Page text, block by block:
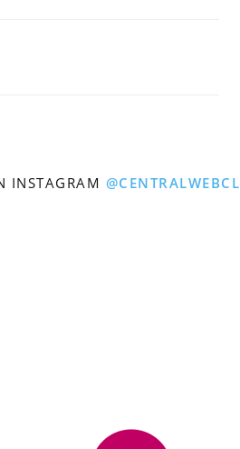
INSTAGRAM @CENTRALWEBCL